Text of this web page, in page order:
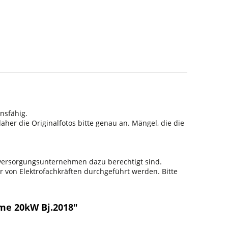
die Originalfotos bitte genau an. Mängel, die die
dazu berechtigt sind.
Elektrofachkräften durchgeführt werden. Bitte
20kW Bj.2018"